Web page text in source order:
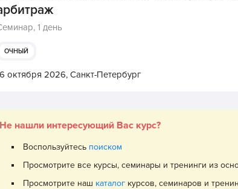
1 день
ОЧНЫЙ
октября 2026,Санкт-Петербург
Не нашли интересующий Вас курс?
Воспользуйтесь поиском
Просмотрите все курсы, семинары и тренинги из
Просмотрите наш каталог курсов, семинаров и